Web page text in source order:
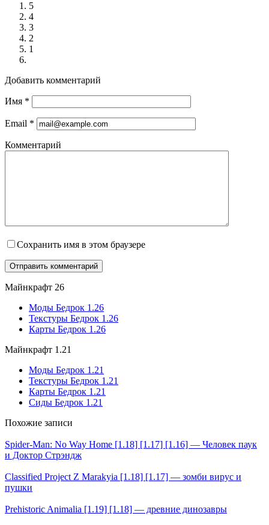
5
4
3
2
1
Добавить комментарий
Имя *
Email *
Комментарий
Сохранить имя в этом браузере
Майнкрафт 26
Моды Бедрок 1.26
Текстуры Бедрок 1.26
Карты Бедрок 1.26
Майнкрафт 1.21
Моды Бедрок 1.21
Текстуры Бедрок 1.21
Карты Бедрок 1.21
Сиды Бедрок 1.21
Похожие записи
Spider-Man: No Way Home [1.18] [1.17] [1.16] — Человек паук
и Доктор Стрэндж
Classified Project Z Marakyia [1.18] [1.17] — зомби вирус и
пушки
Prehistoric Animalia [1.19] [1.18] — древние динозавры